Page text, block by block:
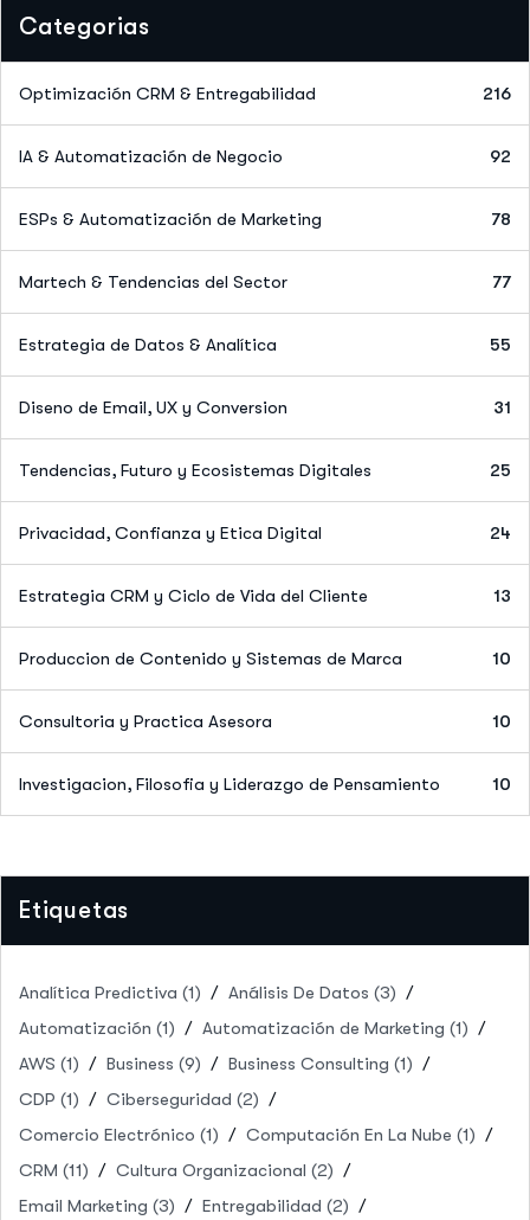
Categorias
Optimización CRM & Entregabilidad 216
IA & Automatización de Negocio 92
ESPs & Automatización de Marketing 78
Martech & Tendencias del Sector 77
Estrategia de Datos & Analítica 55
Diseno de Email, UX y Conversion 31
Tendencias, Futuro y Ecosistemas Digitales 25
Privacidad, Confianza y Etica Digital 24
Estrategia CRM y Ciclo de Vida del Cliente 13
Produccion de Contenido y Sistemas de Marca 10
Consultoria y Practica Asesora 10
Investigacion, Filosofia y Liderazgo de Pensamiento 10
Etiquetas
Analítica Predictiva (1) Análisis De Datos (3)
Automatización (1) Automatización de Marketing (1)
AWS (1) Business (9) Business Consulting (1)
CDP (1) Ciberseguridad (2)
Comercio Electrónico (1) Computación En La Nube (1)
CRM (11) Cultura Organizacional (2)
Email Marketing (3) Entregabilidad (2)